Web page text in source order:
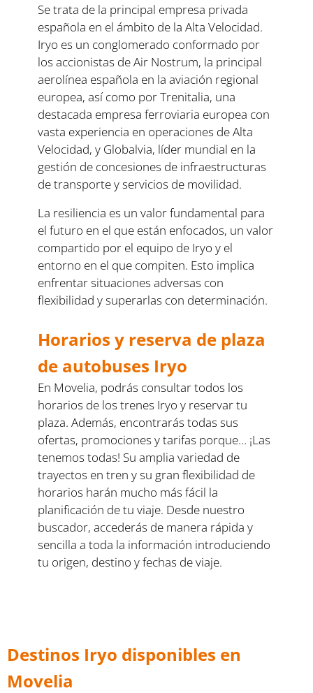
Se trata de la principal empresa privada
española en el ámbito de la Alta Velocidad.
Iryo es un conglomerado conformado por
los accionistas de Air Nostrum, la principal
aerolínea española en la aviación regional
europea, así como por Trenitalia, una
destacada empresa ferroviaria europea con
vasta experiencia en operaciones de Alta
Velocidad, y Globalvia, líder mundial en la
gestión de concesiones de infraestructuras
de transporte y servicios de movilidad.
La resiliencia es un valor fundamental para
el futuro en el que están enfocados, un valor
compartido por el equipo de Iryo y el
entorno en el que compiten. Esto implica
enfrentar situaciones adversas con
flexibilidad y superarlas con determinación.
Horarios y reserva de plaza
de autobuses Iryo
En Movelia, podrás consultar todos los
horarios de los trenes Iryo y reservar tu
plaza. Además, encontrarás todas sus
ofertas, promociones y tarifas porque… ¡Las
tenemos todas! Su amplia variedad de
trayectos en tren y su gran flexibilidad de
horarios harán mucho más fácil la
planificación de tu viaje. Desde nuestro
buscador, accederás de manera rápida y
sencilla a toda la información introduciendo
tu origen, destino y fechas de viaje.
Destinos Iryo disponibles en
Movelia